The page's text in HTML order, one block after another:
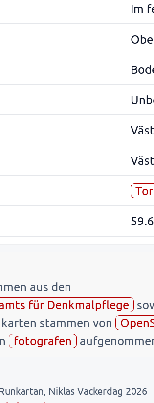
Im
aus den
für Denkmalpflege
karten stammen von
fotografen
Niklas Vackerdag 2026